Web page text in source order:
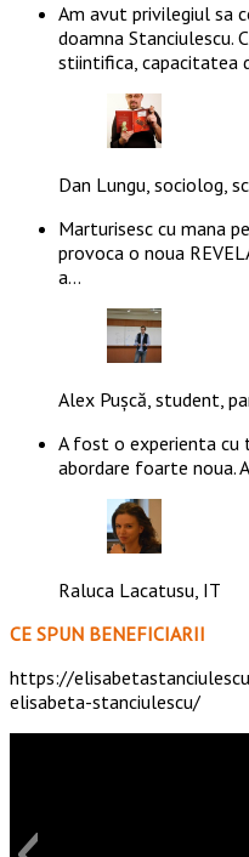
Am avut privilegiul sa
doamna Stanciulescu.
stiintifica, capacitatea
Dan Lungu, sociolog,
Marturisesc cu mana
provoca o noua
a…
Alex Pușcă, student,
A fost o experienta cu
abordare foarte noua.
Raluca Lacatusu, IT
CE SPUN BENEFICIARII
https://
elisabeta-stanciulescu/